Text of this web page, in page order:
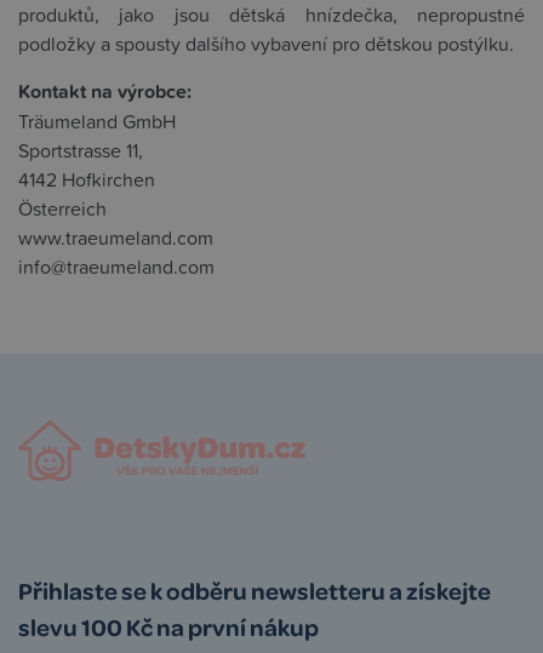
produktů, jako jsou dětská hnízdečka, nepropustné
podložky a spousty dalšího vybavení pro dětskou postýlku.
Kontakt na výrobce:
Träumeland GmbH
Sportstrasse 11,
4142 Hofkirchen
Österreich
www.traeumeland.com
info@traeumeland.com
Přihlaste se k odběru newsletteru a získejte
slevu 100 Kč na první nákup